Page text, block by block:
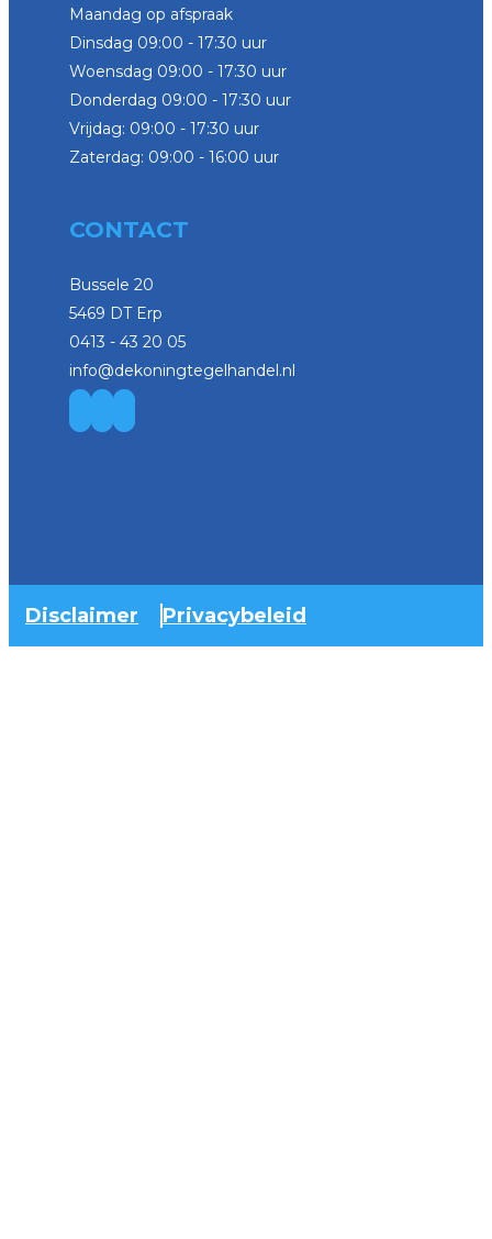
Maandag op afspraak
Dinsdag 09:00 - 17:30 uur
Woensdag 09:00 - 17:30 uur
Donderdag 09:00 - 17:30 uur
Vrijdag: 09:00 - 17:30 uur
Zaterdag: 09:00 - 16:00 uur
CONTACT
Bussele 20
5469 DT Erp
0413 - 43 20 05
info@dekoningtegelhandel.nl
Disclaimer Privacybeleid